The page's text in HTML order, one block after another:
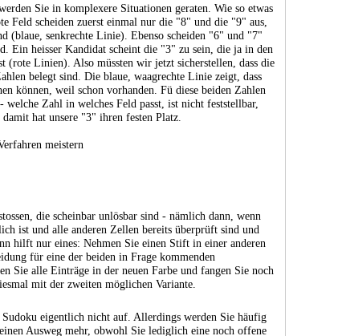
Sie in komplexere Situationen geraten. Wie so etwas
Feld scheiden zuerst einmal nur die "8" und die "9" aus,
(blaue, senkrechte Linie). Ebenso scheiden "6" und "7"
Ein heisser Kandidat scheint die "3" zu sein, die ja in den
(rote Linien). Also müssten wir jetzt sicherstellen, dass die
belegt sind. Die blaue, waagrechte Linie zeigt, dass
können, weil schon vorhanden. Fü diese beiden Zahlen
Zahl in welches Feld passt, ist nicht feststellbar,
hat unsere "3" ihren festen Platz.
die scheinbar unlösbar sind - nämlich dann, wenn
ist und alle anderen Zellen bereits überprüft sind und
hilft nur eines: Nehmen Sie einen Stift in einer anderen
für eine der beiden in Frage kommenden
Sie alle Einträge in der neuen Farbe und fangen Sie noch
mit der zweiten möglichen Variante.
eigentlich nicht auf. Allerdings werden Sie häufig
Ausweg mehr, obwohl Sie lediglich eine noch offene